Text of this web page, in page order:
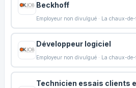
Beckhoff
Employeur non divulgué · La chaux-
Développeur logiciel
Employeur non divulgué · La chaux-
Technicien essais clients